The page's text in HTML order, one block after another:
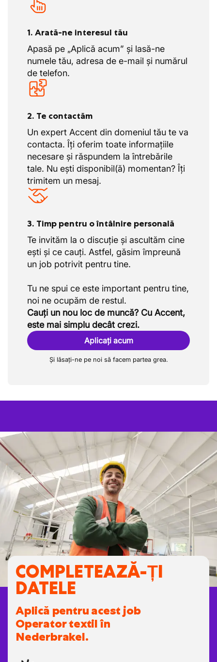
1. Arată-ne interesul tău
Apasă pe „Aplică acum” și lasă-ne
numele tău, adresa de e-mail și numărul
de telefon.
2. Te contactăm
Un expert Accent din domeniul tău te va
contacta. Îți oferim toate informațiile
necesare și răspundem la întrebările
tale. Nu ești disponibil(ă) momentan? Îți
trimitem un mesaj.
3. Timp pentru o întâlnire personală
Te invităm la o discuție și ascultăm cine
ești și ce cauți. Astfel, găsim împreună
un job potrivit pentru tine.
Tu ne spui ce este important pentru tine,
Cauți un nou loc de muncă? Cu Accent,
este mai simplu decât crezi.
Aplicați acum
Și lăsați-ne pe noi să facem partea grea.
COMPLETEAZĂ-ȚI
DATELE
Aplică pentru acest job
Operator textil în
Nederbrakel.